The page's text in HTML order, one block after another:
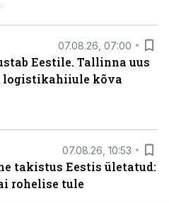
07.08.26, 07:00
Eestile. Tallinna uus
logistikahiiule kõva
07.08.26, 10:53
takistus Eestis ületatud:
rohelise tule